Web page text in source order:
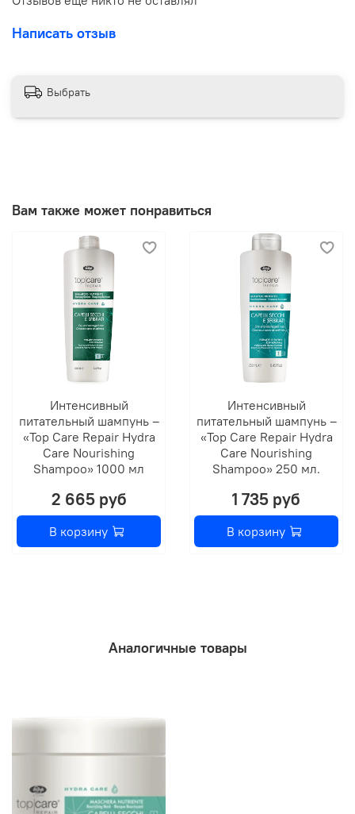
Написать отзыв
Выбрать
Вам также может понравиться
Интенсивный
питательный шампунь –
«Top Care Repair Hydra
Care Nourishing
Shampoo» 1000 мл
2 665 руб
В корзину
Интенсивный
питательный шампунь –
«Top Care Repair Hydra
Care Nourishing
Shampoo» 250 мл.
1 735 руб
В корзину
Аналогичные товары